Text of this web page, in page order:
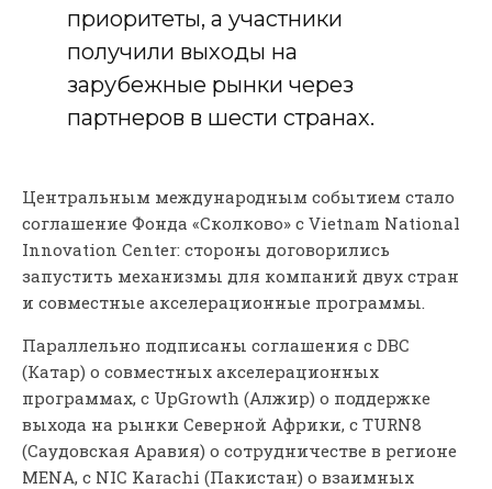
приоритеты, а участники
получили выходы на
зарубежные рынки через
партнеров в шести странах.
Центральным международным событием стало
соглашение Фонда «Сколково» с Vietnam National
Innovation Center: стороны договорились
запустить механизмы для компаний двух стран
и совместные акселерационные программы.
Параллельно подписаны соглашения с DBC
(Катар) о совместных акселерационных
программах, с UpGrowth (Алжир) о поддержке
выхода на рынки Северной Африки, с TURN8
(Саудовская Аравия) о сотрудничестве в регионе
MENA, с NIC Karachi (Пакистан) о взаимных